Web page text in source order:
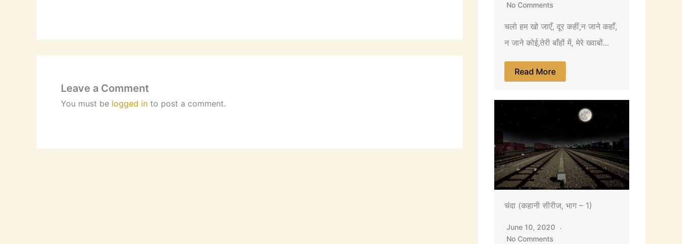
Leave a Comment
You must be logged in to post a comment.
No Comments
चलो हम खो जाएँ, दूर कहीं,न जाने कहाँ,
न जाने कोई,तेरी बाँहों में, मेरे ख्वाबों...
Read More
चंदा (कहानी सीरीज, भाग – 1)
June 10, 2020
No Comments